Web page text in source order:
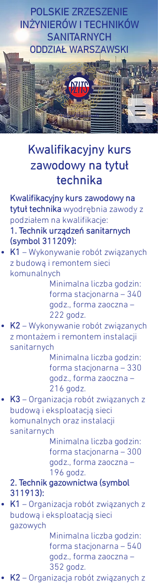
POLSKIE ZRZESZENIE
INŻYNIERÓW I TECHNIKÓW
SANITARNYCH
ODDZIAŁ WARSZAWSKI
Kwalifikacyjny kurs
zawodowy na tytuł
technika
Kwalifikacyjny kurs zawodowy na
tytuł technikawyodrębnia zawody z
podziałem na kwalifikacje:
1. Technik urządzeń sanitarnych
(symbol 311209):
K1 – Wykonywanie robót związanych
z budową i remontem sieci
komunalnych
Minimalna liczba godzin:
forma stacjonarna – 340
godz., forma zaoczna –
222 godz.
K2 – Wykonywanie robót związanych
z montażem i remontem instalacji
sanitarnych
Minimalna liczba godzin:
forma stacjonarna – 330
godz., forma zaoczna –
216 godz.
K3 – Organizacja robót związanych z
budową i eksploatacją sieci
komunalnych oraz instalacji
sanitarnych
Minimalna liczba godzin:
forma stacjonarna – 300
godz., forma zaoczna –
196 godz.
2. Technik gazownictwa (symbol
311913):
K1 – Organizacja robót związanych z
budową i eksploatacją sieci
gazowych
Minimalna liczba godzin:
forma stacjonarna – 540
godz., forma zaoczna –
352 godz.
K2 – Organizacja robót związanych z